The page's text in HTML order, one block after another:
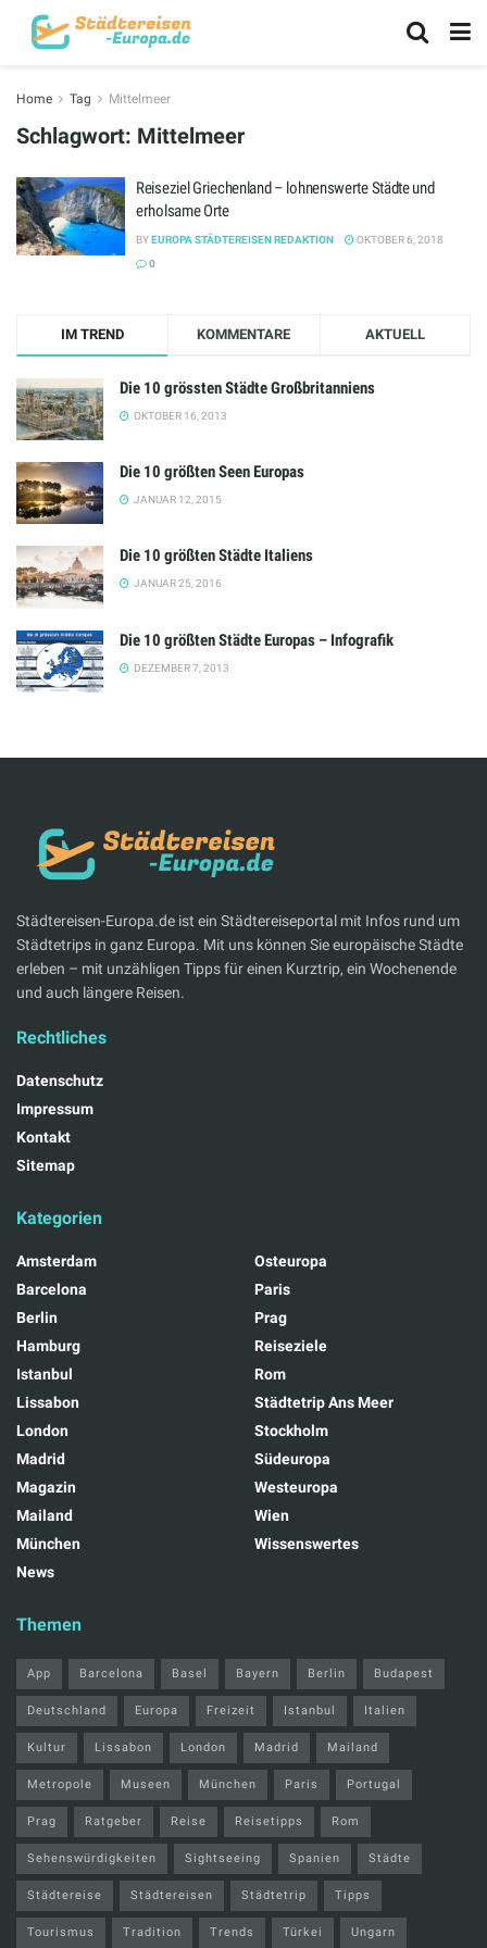
Home Tag Mittelmeer
Schlagwort: Mittelmeer
Reiseziel Griechenland – lohnenswerte Städte und
erholsame Orte
BYEUROPA STÄDTEREISEN REDAKTION
OKTOBER 6, 2018
0
IM TREND KOMMENTARE AKTUELL
Die 10 grössten Städte Großbritanniens
OKTOBER 16, 2013
Die 10 größten Seen Europas
JANUAR 12, 2015
Die 10 größten Städte Italiens
JANUAR 25, 2016
Die 10 größten Städte Europas – Infografik
DEZEMBER 7, 2013
Städtereisen-Europa.de ist ein Städtereiseportal mit Infos rund um
Städtetrips in ganz Europa. Mit uns können Sie europäische Städte
erleben – mit unzähligen Tipps für einen Kurztrip, ein Wochenende
und auch längere Reisen.
Rechtliches
Datenschutz
Impressum
Kontakt
Sitemap
Kategorien
Amsterdam
Barcelona
Berlin
Hamburg
Istanbul
Lissabon
London
Madrid
Magazin
Mailand
München
News
Osteuropa
Paris
Prag
Reiseziele
Rom
Städtetrip Ans Meer
Stockholm
Südeuropa
Westeuropa
Wien
Wissenswertes
Themen
App Barcelona Basel Bayern Berlin Budapest
Deutschland Europa Freizeit Istanbul Italien
Kultur Lissabon London Madrid Mailand
Metropole Museen München Paris Portugal
Prag Ratgeber Reise Reisetipps Rom
Sehenswürdigkeiten Sightseeing Spanien Städte
Städtereise Städtereisen Städtetrip Tipps
Tourismus Tradition Trends Türkei Ungarn